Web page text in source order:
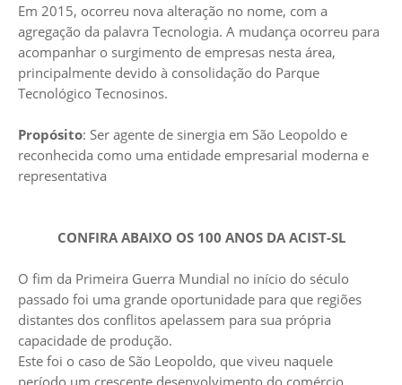
Em 2015, ocorreu nova alteração no nome, com a
agregação da palavra Tecnologia. A mudança ocorreu para
acompanhar o surgimento de empresas nesta área,
principalmente devido à consolidação do Parque
Tecnológico Tecnosinos.
Propósito: Ser agente de sinergia em São Leopoldo e
reconhecida como uma entidade empresarial moderna e
representativa
CONFIRA ABAIXO OS 100 ANOS DA ACIST-SL
O fim da Primeira Guerra Mundial no início do século
passado foi uma grande oportunidade para que regiões
distantes dos conflitos apelassem para sua própria
capacidade de produção.
Este foi o caso de São Leopoldo, que viveu naquele
período um crescente desenvolvimento do comércio,